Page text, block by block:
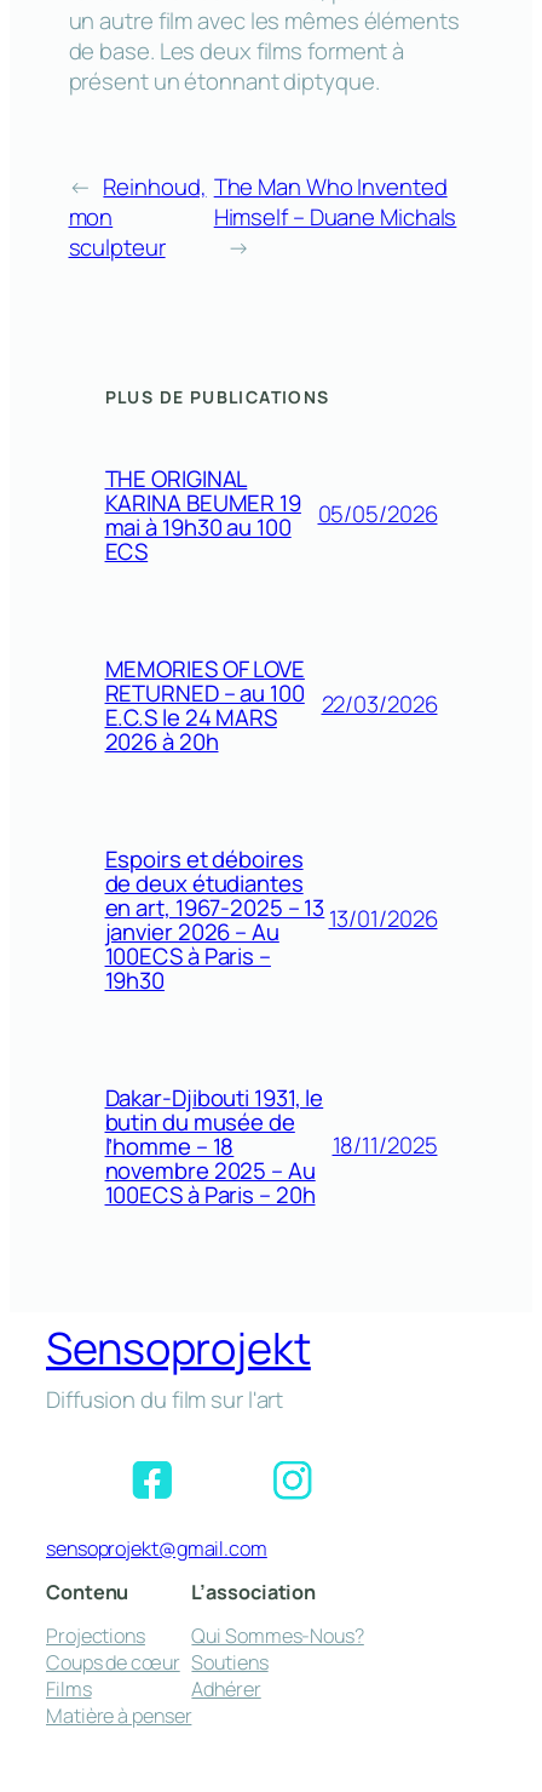
un autre film avec les mêmes éléments
de base. Les deux films forment à
présent un étonnant diptyque.
← Reinhoud,
mon
sculpteur
The Man Who Invented
Himself – Duane Michals
→
PLUS DE PUBLICATIONS
THE ORIGINAL
KARINA BEUMER 19
mai à 19h30 au 100
ECS
05/05/2026
MEMORIES OF LOVE
RETURNED – au 100
E.C.S le 24 MARS
2026 à 20h
22/03/2026
Espoirs et déboires
de deux étudiantes
en art, 1967-2025 – 13
janvier 2026 – Au
100ECS à Paris –
19h30
13/01/2026
Dakar-Djibouti 1931, le
butin du musée de
l’homme – 18
novembre 2025 – Au
100ECS à Paris – 20h
18/11/2025
Sensoprojekt
Diffusion du film sur l'art
sensoprojekt@gmail.com
Contenu
Projections
Coups de cœur
Films
Matière à penser
L’association
Qui Sommes-Nous?
Soutiens
Adhérer